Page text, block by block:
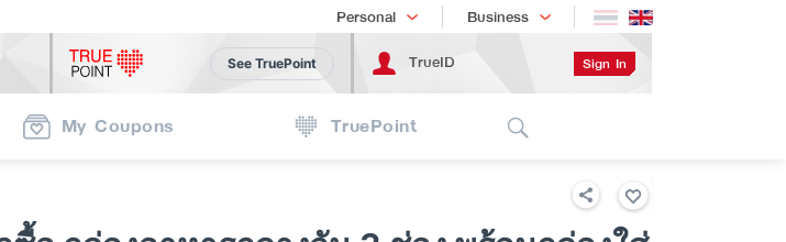
Personal
Shopping Business
เทรนด์เทคโนโลยี
See TruePoint TrueID Sign In
My Coupons TruePoint